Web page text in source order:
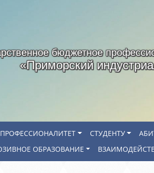
бюджетное
«Приморский
ПРОФЕССИОНАЛИТЕТ СТУДЕНТУ
ОБРАЗОВАНИЕ